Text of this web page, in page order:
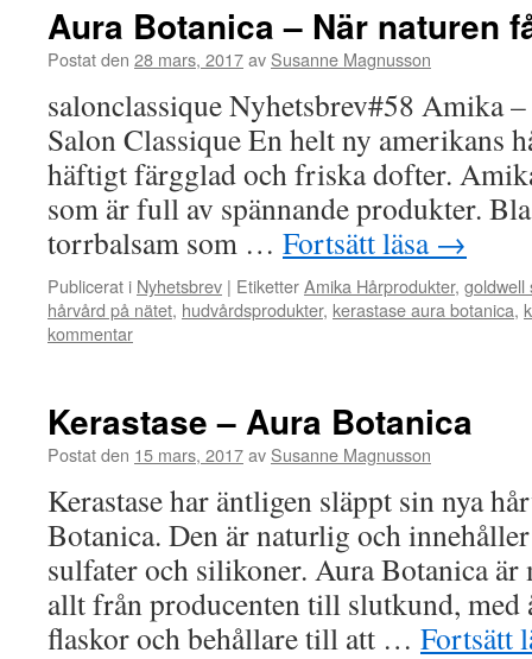
Aura Botanica – När naturen
Postat den 28 mars, 2017av Susanne Magnusson
salonclassique Nyhetsbrev#58 Amika
Salon Classique En helt ny amerikans
häftigt färgglad och friska dofter.
som är full av spännande produkter.
torrbalsam som … Fortsätt läsa →
Publicerat i Nyhetsbrev | EtiketterAmika Hårprodukter, goldwell
hårvård på nätet, hudvårdsprodukter, kerastase aura botanica,
kommentar
Kerastase – Aura Botanica
Postat den 15 mars, 2017av Susanne Magnusson
Kerastase har äntligen släppt sin nya
Botanica. Den är naturlig och
sulfater och silikoner. Aura Botanica
allt från producenten till slutkund, med
flaskor och behållare till att … Fortsätt